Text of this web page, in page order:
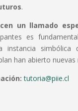
.
un llamado
es
instancia
han abierto
tutoria@piie.cl